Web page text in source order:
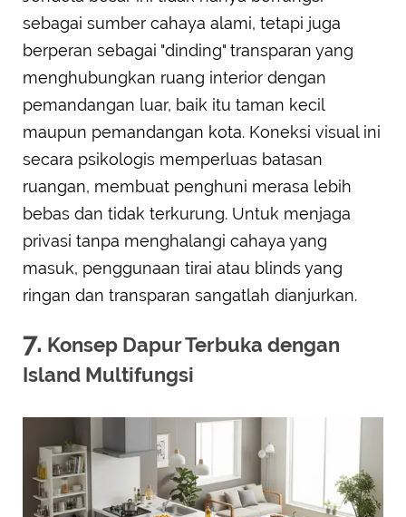
sebagai sumber cahaya alami, tetapi juga
berperan sebagai "dinding" transparan yang
menghubungkan ruang interior dengan
pemandangan luar, baik itu taman kecil
maupun pemandangan kota. Koneksi visual ini
secara psikologis memperluas batasan
ruangan, membuat penghuni merasa lebih
bebas dan tidak terkurung. Untuk menjaga
privasi tanpa menghalangi cahaya yang
masuk, penggunaan tirai atau blinds yang
ringan dan transparan sangatlah dianjurkan.
7. Konsep Dapur Terbuka dengan
Island Multifungsi